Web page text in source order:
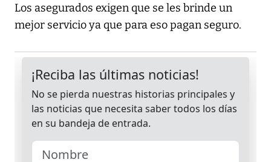
Los asegurados exigen que se les brinde un
mejor servicio ya que para eso pagan seguro.